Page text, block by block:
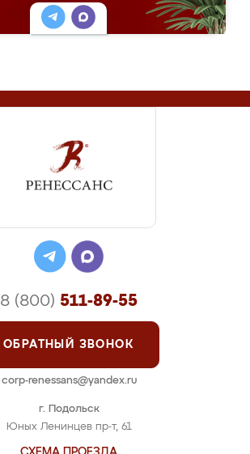
г. Подольск
Юных Ленинцев пр-т, 61
8 (800) 511-89-55
ОБРАТНЫЙ ЗВОНОК
corp-renessans@yandex.ru